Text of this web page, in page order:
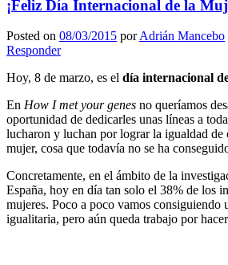
¡Feliz Día Internacional de la
Posted on 08/03/2015 porAdrián Mancebo
Responder
Hoy, 8 de marzo, es el día internacional
En How I met your genes no queríamos
oportunidad de dedicarles unas líneas a
lucharon y luchan por lograr la igualdad de
mujer, cosa que todavía no se ha
Concretamente, en el ámbito de la
España, hoy en día tan solo el 38% de los
mujeres. Poco a poco vamos consiguiendo
igualitaria, pero aún queda trabajo por